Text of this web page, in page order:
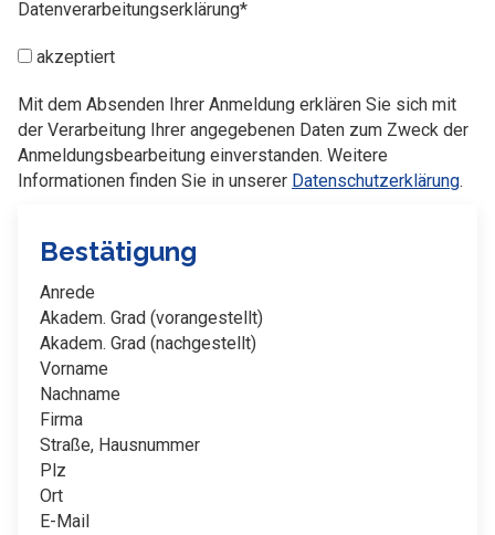
Datenverarbeitungserklärung*
akzeptiert
Mit dem Absenden Ihrer Anmeldung erklären Sie sich mit
der Verarbeitung Ihrer angegebenen Daten zum Zweck der
Anmeldungsbearbeitung einverstanden. Weitere
Informationen finden Sie in unserer Datenschutzerklärung.
Bestätigung
Anrede
Akadem. Grad (vorangestellt)
Akadem. Grad (nachgestellt)
Vorname
Nachname
Firma
Straße, Hausnummer
Plz
Ort
E-Mail